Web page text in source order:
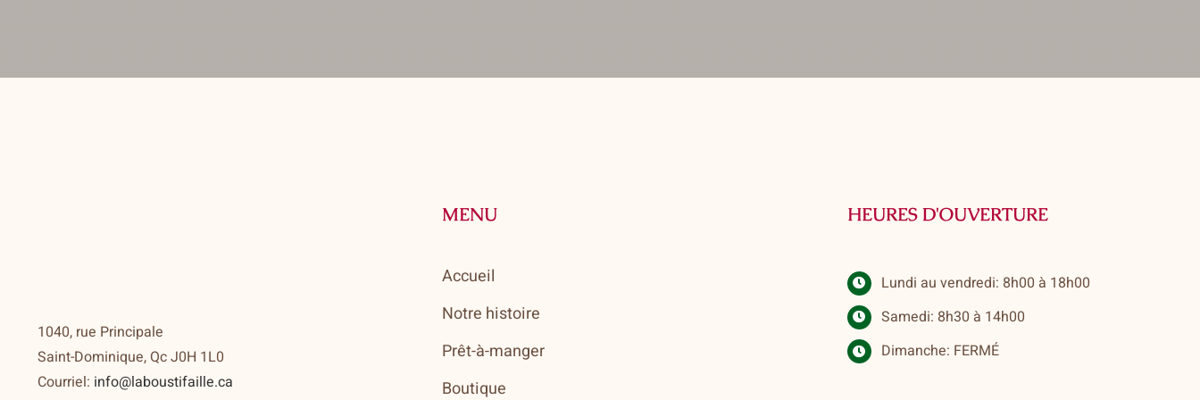
1040, rue Principale
Saint-Dominique, Qc J0H 1L0
Courriel: info@laboustifaille.ca
MENU
Accueil
Notre histoire
Prêt-à-manger
Boutique
HEURES D'OUVERTURE
Lundi au vendredi: 8h00 à 18h00
Samedi: 8h30 à 14h00
Dimanche: FERMÉ